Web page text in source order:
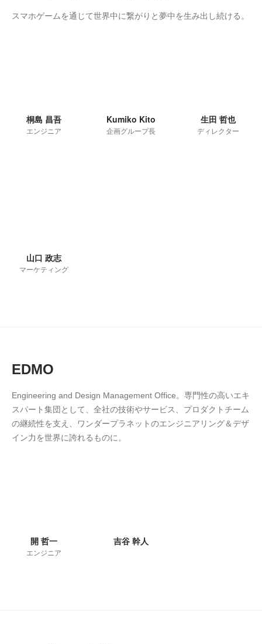
スマホゲームを通じて世界中に繋がりと夢中を生み出し続ける。
桐島 昌吾
エンジニア
Kumiko Kito
企画グループ長
生田 哲也
ディレクター
山口 政志
マーケティング
EDMO
Engineering and Design Management Office。専門性の高いエキ
スパート集団として、全社の技術やサービス、プロダクトチーム
の継続性を支え、ワンダープラネットのエンジニアリング＆デザ
イン力を世界に誇れるものに。
開 哲一
エンジニア
吉谷 幹人